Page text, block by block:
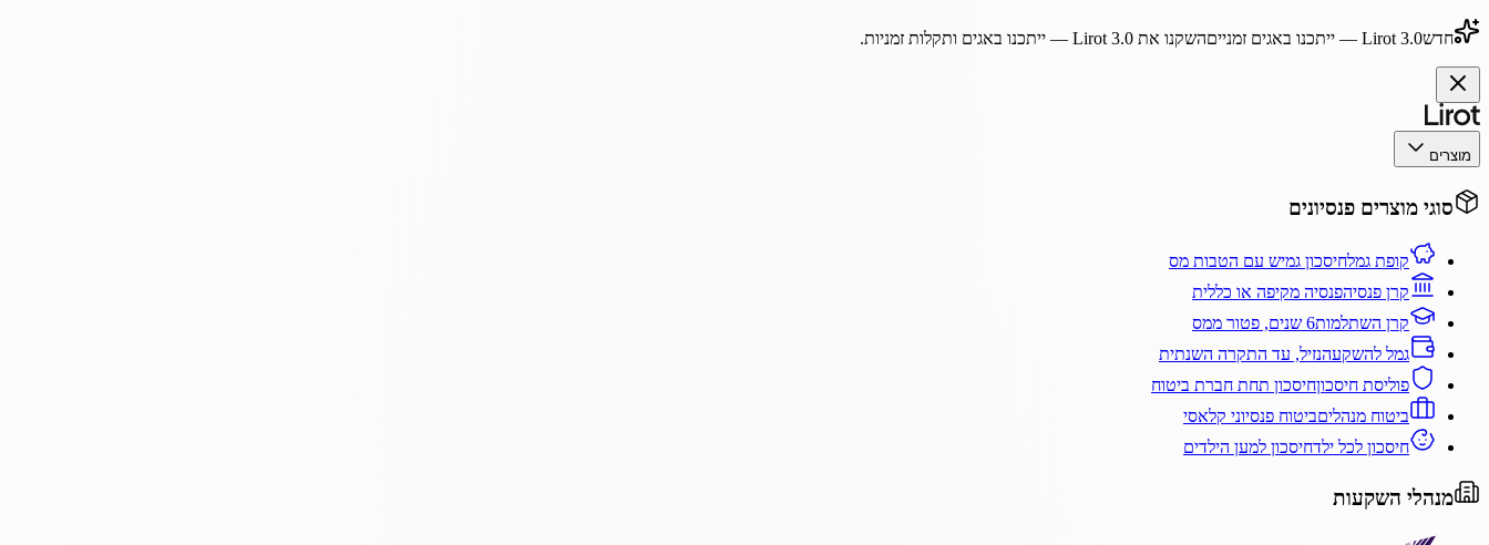
חדשLirot 3.0 — ייתכנו באגים זמנייםהשקנו את Lirot 3.0 — ייתכנו באגים ותקלות זמניות.
מוצרים
סוגי מוצרים פנסיונים
קופת גמלחיסכון גמיש עם הטבות מס
קרן פנסיהפנסיה מקיפה או כללית
קרן השתלמות6 שנים, פטור ממס
גמל להשקעהנזיל, עד התקרה השנתית
פוליסת חיסכוןחיסכון תחת חברת ביטוח
ביטוח מנהליםביטוח פנסיוני קלאסי
חיסכון לכל ילדחיסכון למען הילדים
מנהלי השקעות